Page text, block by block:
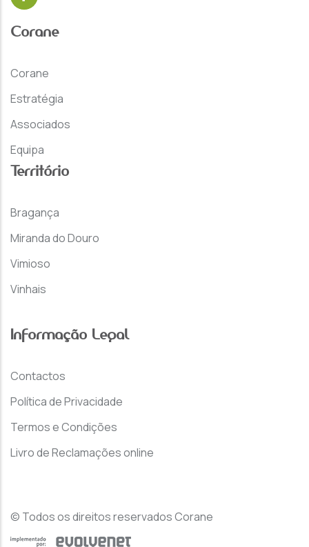
Corane
Corane
Estratégia
Associados
Equipa
Território
Bragança
Miranda do Douro
Vimioso
Vinhais
Informação Legal
Contactos
Política de Privacidade
Termos e Condições
Livro de Reclamações online
© Todos os direitos reservados Corane